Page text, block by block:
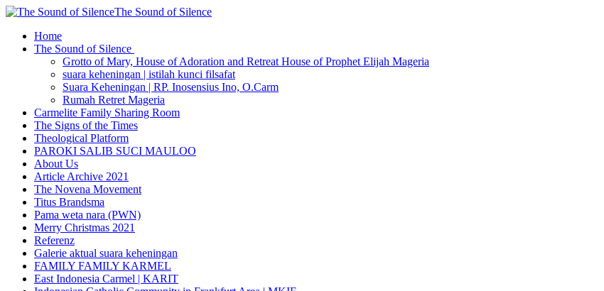
The Sound of Silence
Home
The Sound of Silence
Grotto of Mary, House of Adoration and Retreat House of Prophet Elijah Mageria
suara keheningan | istilah kunci filsafat
Suara Keheningan | RP. Inosensius Ino, O.Carm
Rumah Retret Mageria
Carmelite Family Sharing Room
The Signs of the Times
Theological Platform
PAROKI SALIB SUCI MAULOO
About Us
Article Archive 2021
The Novena Movement
Titus Brandsma
Pama weta nara (PWN)
Merry Christmas 2021
Referenz
Galerie aktual suara keheningan
FAMILY FAMILY KARMEL
East Indonesia Carmel | KARIT